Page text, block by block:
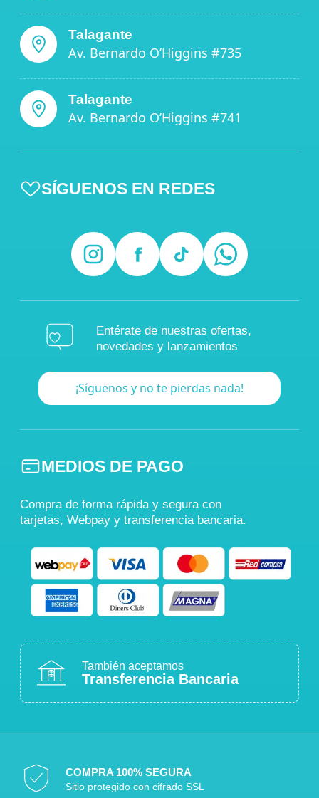
Talagante
Av. Bernardo O’Higgins #735
Talagante
Av. Bernardo O’Higgins #741
SÍGUENOS EN REDES
Entérate de nuestras ofertas,
novedades y lanzamientos
¡Síguenos y no te pierdas nada!
MEDIOS DE PAGO
Compra de forma rápida y segura con
tarjetas, Webpay y transferencia bancaria.
También aceptamos
Transferencia Bancaria
COMPRA 100% SEGURA
Sitio protegido con cifrado SSL